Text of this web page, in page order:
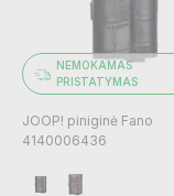
NEMOKAMAS
PRISTATYMAS
JOOP! piniginė Fano
4140006436
Žinutė